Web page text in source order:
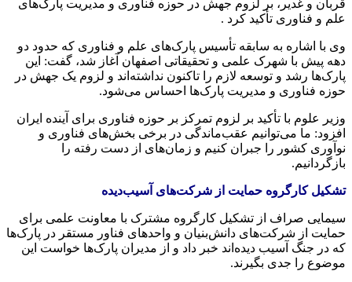
قربان و غدیر، بر لزوم جهش در حوزه فناوری و مدیریت پارک‌های
علم و فناوری تأکید کرد .
وی با اشاره به سابقه تأسیس پارک‌های علم و فناوری که حدود دو
دهه پیش با شهرک علمی و تحقیقاتی اصفهان آغاز شد، گفت: این
پارک‌ها رشد و توسعه لازم را تاکنون نداشته‌اند و لزوم یک جهش در
حوزه فناوری و مدیریت پارک‌ها احساس می‌شود.
وزیر علوم با تأکید بر لزوم تمرکز بر حوزه فناوری برای آینده ایران
افزود: ما می‌توانیم عقب‌ماندگی در برخی بخش‌های فناوری و
نوآوری کشور را جبران کنیم و زمان‌های از دست رفته را
بازگردانیم.
تشکیل کارگروه حمایت از شرکت‌های آسیب‌دیده
سیمایی صراف از تشکیل کارگروه مشترک با معاونت علمی برای
حمایت از شرکت‌های دانش‌بنیان و واحدهای فناور مستقر در پارک‌ها
که در جنگ آسیب دیده‌اند خبر داد و از مدیران پارک‌ها خواست این
موضوع را جدی بگیرند.